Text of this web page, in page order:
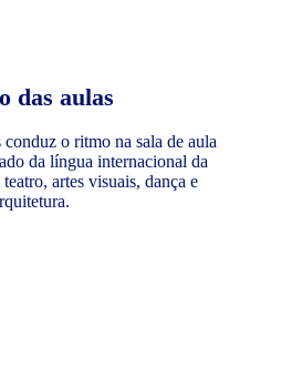
das aulas
o ritmo na sala de aula
da língua internacional da
artes visuais, dança e